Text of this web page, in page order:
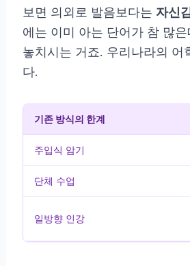
보면 의외로 발음보다는 자신
에는 이미 아는 단어가 참 많
놓치시는 거죠. 우리나라의 어
다.
기존 방식의 한계
주입식 암기
단체 수업
일방향 인강